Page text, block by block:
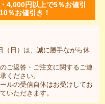
4,000円以上で5％お値引
％お値引き！
（日）は、誠に勝手ながら休
ご返答・ご注文に関するご連
ください。
ルの受信自体はお受けしてお
いただきます。